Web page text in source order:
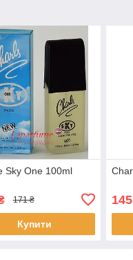
Sky One 100ml
171 ₴
Купити
145